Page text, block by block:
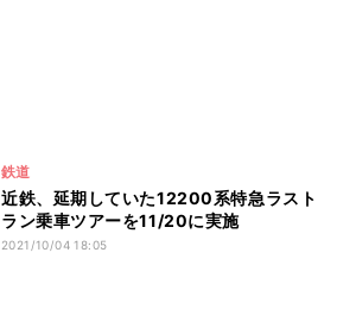
鉄道
近鉄、延期していた12200系特急ラスト
ラン乗車ツアーを11/20に実施
2021/10/04 18:05